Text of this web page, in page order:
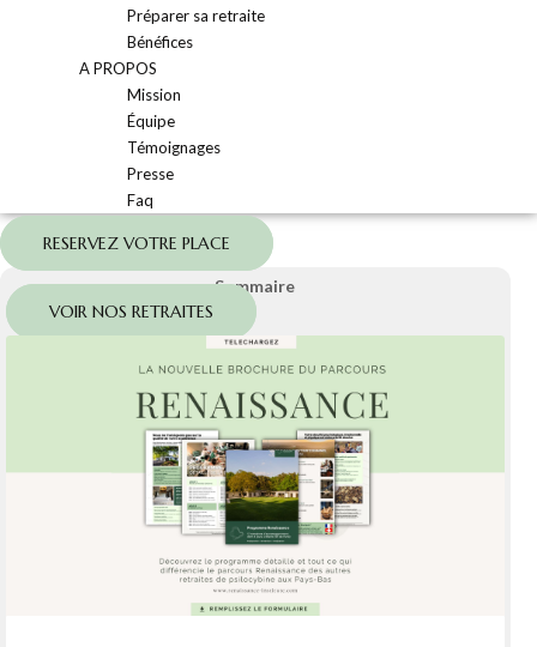
Préparer sa retraite
Bénéfices
A PROPOS
Mission
Équipe
Témoignages
Presse
Faq
RESERVEZ VOTRE PLACE
Sommaire
VOIR NOS RETRAITES